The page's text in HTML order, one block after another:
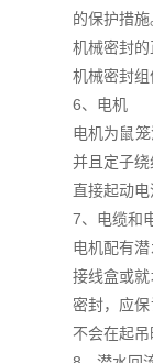
的保护措施
机械密封
机械密封
6、电机
电机为鼠
并且定子
直接起动
7、电缆和
电机配有
接线盒或
密封，应
不会在起